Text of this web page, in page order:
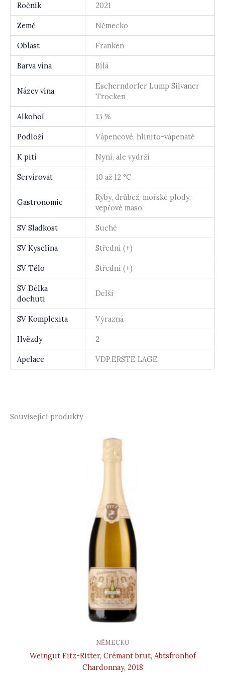
Ročník 2021
Země Německo
Oblast Franken
Barva vína Bílá
Název vína
Escherndorfer Lump Silvaner
Trocken
Alkohol 13 %
Podloží Vápencové, hlinito-vápenaté
K pití Nyní, ale vydrží
Servírovat 10 až 12 °C
Gastronomie
Ryby, drůbež, mořské plody,
vepřové maso.
SV Sladkost Suché
SV Kyselina Střední (+)
SV Tělo Střední (+)
SV Délka
dochuti
Delší
SV Komplexita Výrazná
Hvězdy 2
Apelace VDP.ERSTE LAGE
Související produkty
NĚMECKO
Weingut Fitz-Ritter, Crémant brut, Abtsfronhof
Chardonnay, 2018